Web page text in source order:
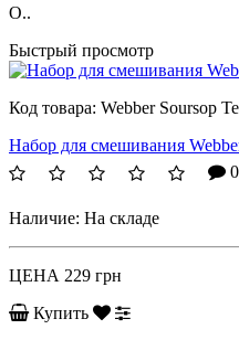
O..
Быстрый просмотр
Код товара: Webber Soursop
Набор для смешивания
0
Наличие: На складе
ЦЕНА 229 грн
Купить